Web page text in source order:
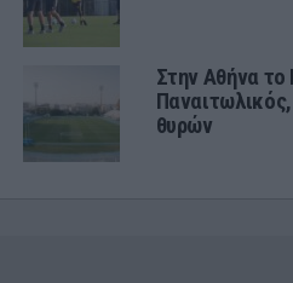
Στην Αθήνα
θυρών